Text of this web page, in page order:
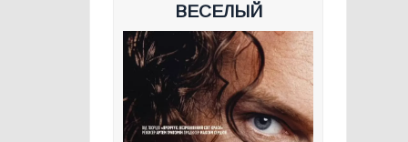
ВЕСЕЛЫЙ